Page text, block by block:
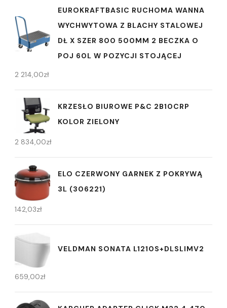
EUROKRAFTBASIC RUCHOMA WANNA
WYCHWYTOWA Z BLACHY STALOWEJ
DŁ X SZER 800 500MM 2 BECZKA O
POJ 60L W POZYCJI STOJĄCEJ
2 214,00zł
KRZESŁO BIUROWE P&C 2B10CRP
KOLOR ZIELONY
2 834,00zł
ELO CZERWONY GARNEK Z POKRYWĄ
3L (306221)
142,03zł
VELDMAN SONATA L1210S+DLSLIMV2
659,00zł